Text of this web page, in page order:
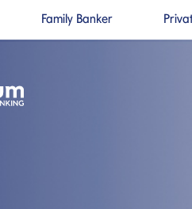
apre in una nuova pagina
Family BankerSi apre in una